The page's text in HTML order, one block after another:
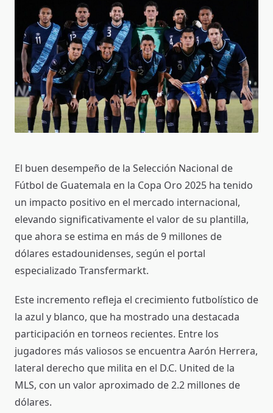
El buen desempeño de la Selección Nacional de
Fútbol de Guatemala en la Copa Oro 2025 ha tenido
un impacto positivo en el mercado internacional,
elevando significativamente el valor de su plantilla,
que ahora se estima en más de 9 millones de
dólares estadounidenses, según el portal
especializado Transfermarkt.
Este incremento refleja el crecimiento futbolístico de
la azul y blanco, que ha mostrado una destacada
participación en torneos recientes. Entre los
jugadores más valiosos se encuentra Aarón Herrera,
lateral derecho que milita en el D.C. United de la
MLS, con un valor aproximado de 2.2 millones de
dólares.